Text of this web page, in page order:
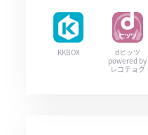
KKBOX
dヒッツ
powered by
レコチョク